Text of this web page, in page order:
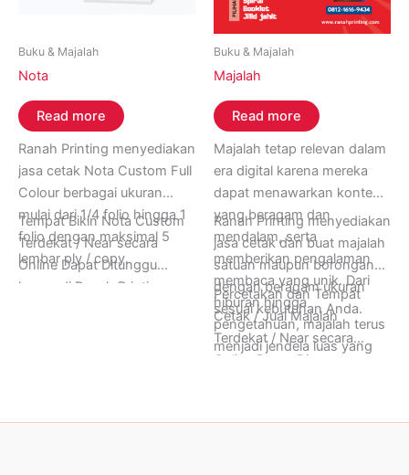
Buku & Majalah
Nota
Read more
Ranah Printing menyediakan
jasa cetak Nota Custom Full
Colour berbagai ukuran
mulai dari 1/4 folio hingga 1
folio dengan maksimal 5
lembar ply / copy.
Tempat Bikin Nota Custom
Terdekat / Near secara
Online Dapat Ditunggu
hanya di Ranah Printing,
8005-9274.
Buku & Majalah
Majalah
Read more
Majalah tetap relevan dalam
era digital karena mereka
dapat menawarkan konten
yang beragam dan
mendalam, serta
memberikan pengalaman
membaca yang unik. Dari
hiburan hingga
pengetahuan, majalah terus
menjadi jendela luas yang
Ranah Printing menyediakan
jasa cetak dan buat majalah
satuan maupun borongan
dengan beragam ukuran
sesuai kebutuhan Anda.
Percetakan dan Tempat
Cetak / Jual Majalah
Terdekat / Near secara
Online Dapat Ditunggu
Senin sampai Minggu.